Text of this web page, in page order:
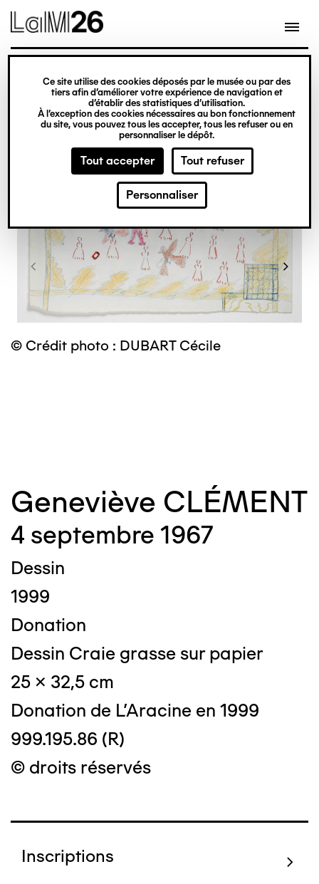
Gestion des cookies
Ce site utilise des cookies déposés par le musée ou par des
tiers afin d’améliorer votre expérience de navigation et
d’établir des statistiques d’utilisation.
À l’exception des cookies nécessaires au bon fonctionnement
du site, vous pouvez tous les accepter, tous les refuser ou en
personnaliser le dépôt.
Tout accepter Tout refuser
Personnaliser
contenu
© Crédit photo : DUBART Cécile
Geneviève CLÉMENT
4 septembre 1967
Dessin
1999
Donation
Dessin Craie grasse sur papier
25 x 32,5 cm
Donation de L'Aracine en 1999
999.195.86 (R)
© droits réservés
Inscriptions